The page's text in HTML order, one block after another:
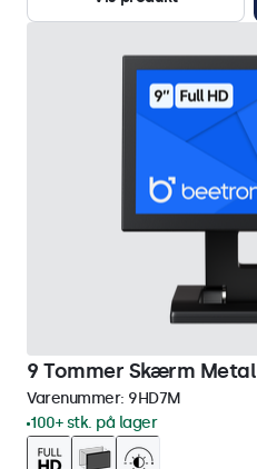
9 Tommer Skærm Metal
Varenummer: 9HD7M
100+ stk. på lager